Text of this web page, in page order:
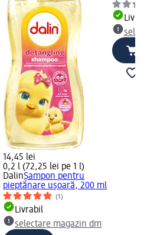
14,45 lei
0,2 l (72,25 lei pe 1 l)
DalinȘampon pentru
pieptănare ușoară, 200 ml
(1)
Livrabil
selectare magazin dm